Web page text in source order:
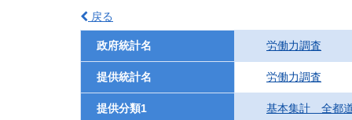
戻る
政府統計名 労働力調査
提供統計名 労働力調査
提供分類1 基本集計 全都